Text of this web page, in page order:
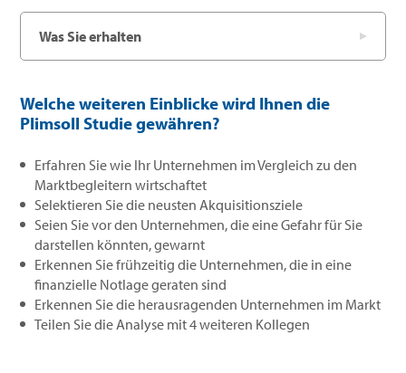
Was Sie erhalten
Welche weiteren Einblicke wird Ihnen die
Plimsoll Studie gewähren?
Erfahren Sie wie Ihr Unternehmen im Vergleich zu den
Marktbegleitern wirtschaftet
Selektieren Sie die neusten Akquisitionsziele
Seien Sie vor den Unternehmen, die eine Gefahr für Sie
darstellen könnten, gewarnt
Erkennen Sie frühzeitig die Unternehmen, die in eine
finanzielle Notlage geraten sind
Erkennen Sie die herausragenden Unternehmen im Markt
Teilen Sie die Analyse mit 4 weiteren Kollegen